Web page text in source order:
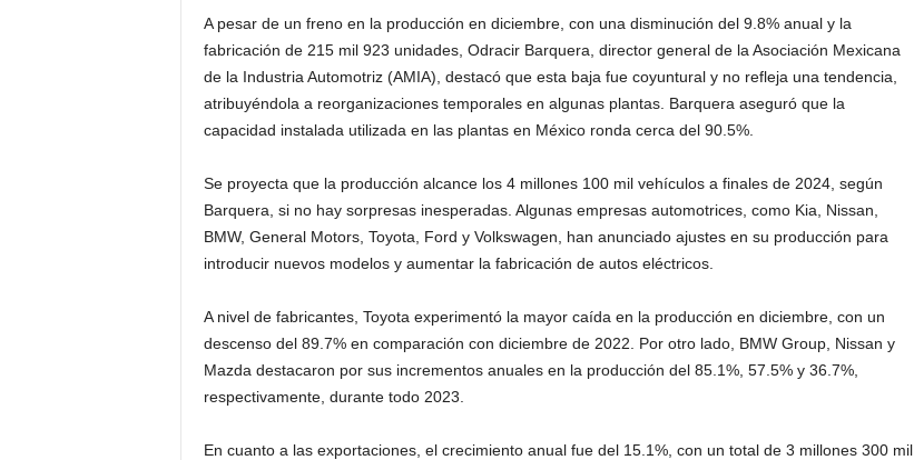
A pesar de un freno en la producción en diciembre, con una disminución del 9.8% anual y la
fabricación de 215 mil 923 unidades, Odracir Barquera, director general de la Asociación Mexicana
de la Industria Automotriz (AMIA), destacó que esta baja fue coyuntural y no refleja una tendencia,
atribuyéndola a reorganizaciones temporales en algunas plantas. Barquera aseguró que la
capacidad instalada utilizada en las plantas en México ronda cerca del 90.5%.
Se proyecta que la producción alcance los 4 millones 100 mil vehículos a finales de 2024, según
Barquera, si no hay sorpresas inesperadas. Algunas empresas automotrices, como Kia, Nissan,
BMW, General Motors, Toyota, Ford y Volkswagen, han anunciado ajustes en su producción para
introducir nuevos modelos y aumentar la fabricación de autos eléctricos.
A nivel de fabricantes, Toyota experimentó la mayor caída en la producción en diciembre, con un
descenso del 89.7% en comparación con diciembre de 2022. Por otro lado, BMW Group, Nissan y
Mazda destacaron por sus incrementos anuales en la producción del 85.1%, 57.5% y 36.7%,
respectivamente, durante todo 2023.
En cuanto a las exportaciones, el crecimiento anual fue del 15.1%, con un total de 3 millones 300 mil